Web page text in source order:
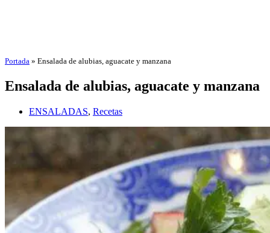
Portada » Ensalada de alubias, aguacate y manzana
Ensalada de alubias, aguacate y manzana
ENSALADAS, Recetas